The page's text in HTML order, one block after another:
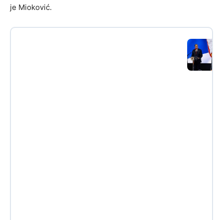
je Mioković.